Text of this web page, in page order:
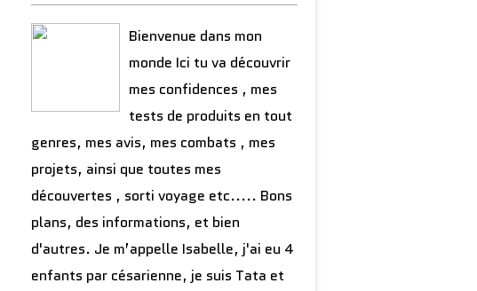
Bienvenue dans mon
monde Ici tu va découvrir
mes confidences , mes
tests de produits en tout
genres, mes avis, mes combats , mes
projets, ainsi que toutes mes
découvertes , sorti voyage etc..... Bons
plans, des informations, et bien
d'autres. Je m’appelle Isabelle, j'ai eu 4
enfants par césarienne, je suis Tata et